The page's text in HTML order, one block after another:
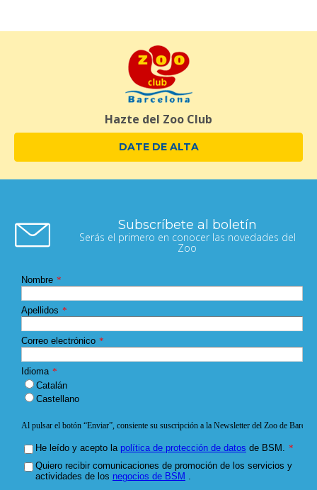
Hazte del Zoo Club
DATE DE ALTA
Subscríbete al boletín
Serás el primero en conocer las novedades del
Zoo